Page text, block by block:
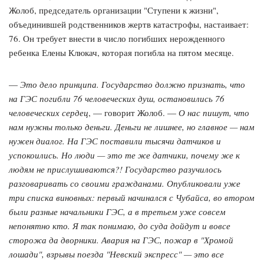
Жолоб, председатель организации "Ступени к жизни",
объединившей родственников жертв катастрофы, настаивает:
76. Он требует внести в число погибших нерожденного
ребенка Елены Клюкач, которая погибла на пятом месяце.
— Это дело принципа. Государство должно признать, что
на ГЭС погибли 76 человеческих душ, остановились 76
человеческих сердец, — говорит Жолоб. — О нас пишут, что
нам нужны только деньги. Деньги не лишнее, но главное — нам
нужен диалог. На ГЭС поставили тысячи датчиков и
успокоились. Но люди — это те же датчики, почему же к
людям не прислушиваются?! Государство разучилось
разговаривать со своими гражданами. Опубликовали уже
три списка виновных: первый начинался с Чубайса, во втором
были разные начальники ГЭС, а в третьем уже совсем
непонятно кто. Я так понимаю, до суда дойдут и вовсе
сторожа да дворники. Авария на ГЭС, пожар в "Хромой
лошади", взрывы поезда "Невский экспресс" — это все